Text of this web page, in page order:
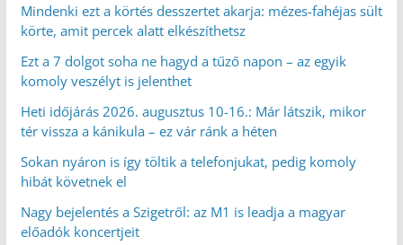
Mindenki ezt a körtés desszertet akarja: mézes-fahéjas sült
körte, amit percek alatt elkészíthetsz
Ezt a 7 dolgot soha ne hagyd a tűző napon – az egyik
komoly veszélyt is jelenthet
Heti időjárás 2026. augusztus 10-16.: Már látszik, mikor
tér vissza a kánikula – ez vár ránk a héten
Sokan nyáron is így töltik a telefonjukat, pedig komoly
hibát követnek el
Nagy bejelentés a Szigetről: az M1 is leadja a magyar
előadók koncertjeit